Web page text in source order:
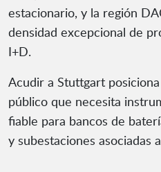
estacionario, y la región
densidad excepcional de
I+D.
Acudir a Stuttgart
público que necesita
fiable para bancos de
y subestaciones asociadas